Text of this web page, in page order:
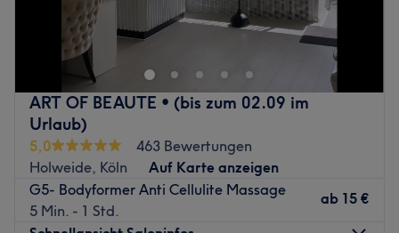
ART OF BEAUTE • (bis zum 02.09 im
Urlaub)
5,0
463 Bewertungen
Holweide, Köln
Auf Karte anzeigen
G5- Bodyformer Anti Cellulite Massage
5 Min. - 1 Std.
ab 15 €